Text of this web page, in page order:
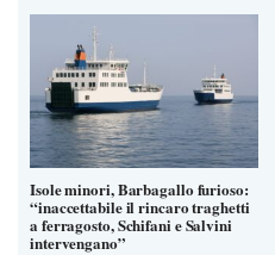
Isole minori, Barbagallo furioso:
“inaccettabile il rincaro traghetti
a ferragosto, Schifani e Salvini
intervengano”